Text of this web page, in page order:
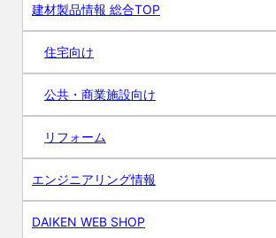
建材製品情報 総合TOP
住宅向け
公共・商業施設向け
リフォーム
エンジニアリング情報
DAIKEN WEB SHOP